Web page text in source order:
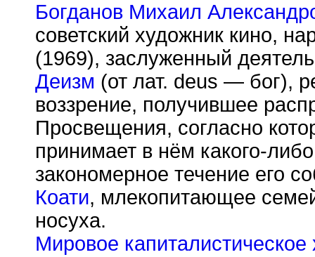
Богданов Михаил
советский художник кино,
(1969), заслуженный
Деизм (от лат. deus — бог),
воззрение, получившее
Просвещения, согласно
принимает в нём какого-
закономерное течение его
Коати, млекопитающее
носуха.
Мировое капиталистическое